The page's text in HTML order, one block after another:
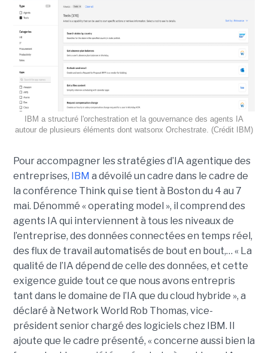
IBM a structuré l'orchestration et la gouvernance des agents IA
autour de plusieurs éléments dont watsonx Orchestrate. (Crédit IBM)
Pour accompagner les stratégies d’IA agentique des
entreprises,
IBM a dévoilé un cadre dans le cadre de
la conférence Think qui se tient à Boston du 4 au 7
mai. Dénommé « operating model », il comprend des
agents IA qui interviennent à tous les niveaux de
l’entreprise, des données connectées en temps réel,
des flux de travail automatisés de bout en bout,… « La
qualité de l’IA dépend de celle des données, et cette
exigence guide tout ce que nous avons entrepris
tant dans le domaine de l’IA que du cloud hybride », a
déclaré à Network World Rob Thomas, vice-
président senior chargé des logiciels chez IBM. Il
ajoute que le cadre présenté, « concerne aussi bien la